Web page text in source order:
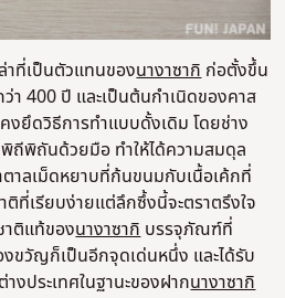
าที่เป็นตัวแทนของนางาซากิก่อตั้งขึ้น
า 400 ปี และเป็นต้นกำเนิดของคาส
งยึดวิธีการทำแบบดั้งเดิม โดยช่าง
ถีพิถันด้วยมือ ทำให้ได้ความสมดุล
าลเม็ดหยาบที่ก้นขนมกับเนื้อเค้กที่
ที่เรียบง่ายแต่ลึกซึ้งนี้จะตราตรึงใจ
าติแท้ของนางาซากิบรรจุภัณฑ์ที่
งขวัญก็เป็นอีกจุดเด่นหนึ่ง และได้รับ
ประเทศในฐานะของฝากนางาซากิ